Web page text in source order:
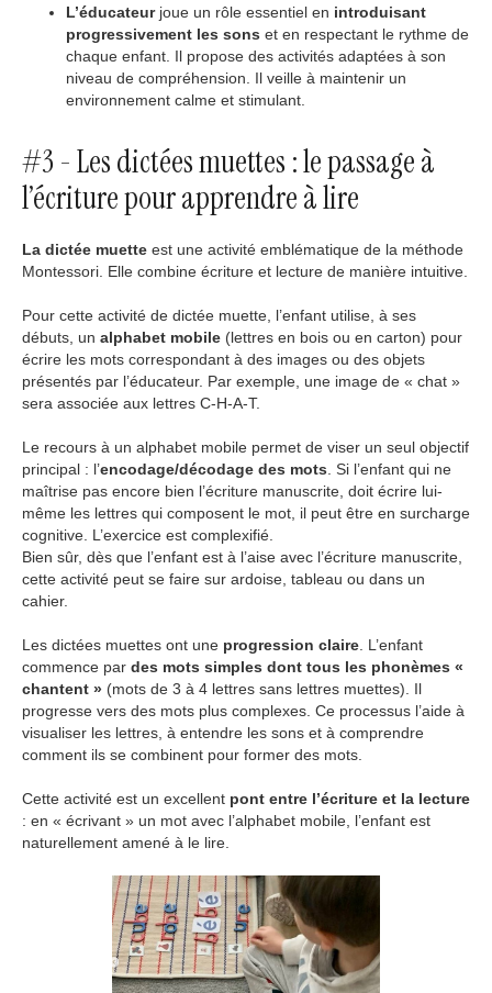
L’éducateurjoue un rôle essentiel en introduisant
progressivement les sons et en respectant le rythme de
chaque enfant. Il propose des activités adaptées à son
niveau de compréhension. Il veille à maintenir un
environnement calme et stimulant.
#3 - Les dictées muettes : le passage à
l’écriture pour apprendre à lire
La dictée muette est une activité emblématique de la méthode
Montessori. Elle combine écriture et lecture de manière intuitive.
Pour cette activité de dictée muette, l’enfant utilise, à ses
débuts, un alphabet mobile (lettres en bois ou en carton) pour
écrire les mots correspondant à des images ou des objets
présentés par l’éducateur. Par exemple, une image de « chat »
sera associée aux lettres C-H-A-T.
Le recours à un alphabet mobile permet de viser un seul objectif
principal : l’encodage/décodage des mots . Si l’enfant qui ne
maîtrise pas encore bien l’écriture manuscrite, doit écrire lui-
même les lettres qui composent le mot, il peut être en surcharge
cognitive. L’exercice est complexifié.
Bien sûr, dès que l’enfant est à l’aise avec l’écriture manuscrite,
cette activité peut se faire sur ardoise, tableau ou dans un
cahier.
Les dictées muettes ont une progression claire . L’enfant
commence par des mots simples dont tous les phonèmes «
chantent » (mots de 3 à 4 lettres sans lettres muettes). Il
progresse vers des mots plus complexes. Ce processus l’aide à
visualiser les lettres, à entendre les sons et à comprendre
comment ils se combinent pour former des mots.
Cette activité est un excellent pont entre l’écriture et la lecture
: en « écrivant » un mot avec l’alphabet mobile, l’enfant est
naturellement amené à le lire.